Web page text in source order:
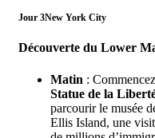
Jour 3New York City
Découverte du Lower
Matin :
Statue de la
parcourir le musée
Ellis Island, une